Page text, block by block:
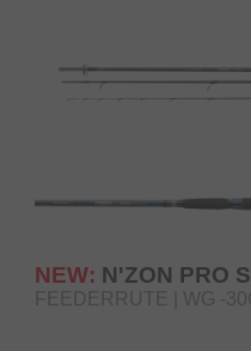
NEW: N'ZON PRO
FEEDERRUTE | WG -